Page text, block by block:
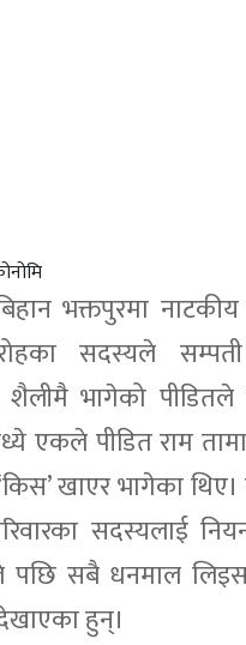
भक्तपुरमा
सदस्यले
शैलीमै भागेको
एकले पीडित राम
खाएर भागेका
सदस्यलाई
पछि सबै धनमाल
हुन्।